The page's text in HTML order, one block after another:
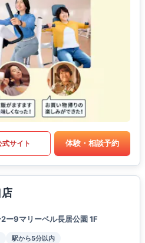
式サイト 体験・相談予約
ー9マリーベル長居公園 1F
駅から5分以内